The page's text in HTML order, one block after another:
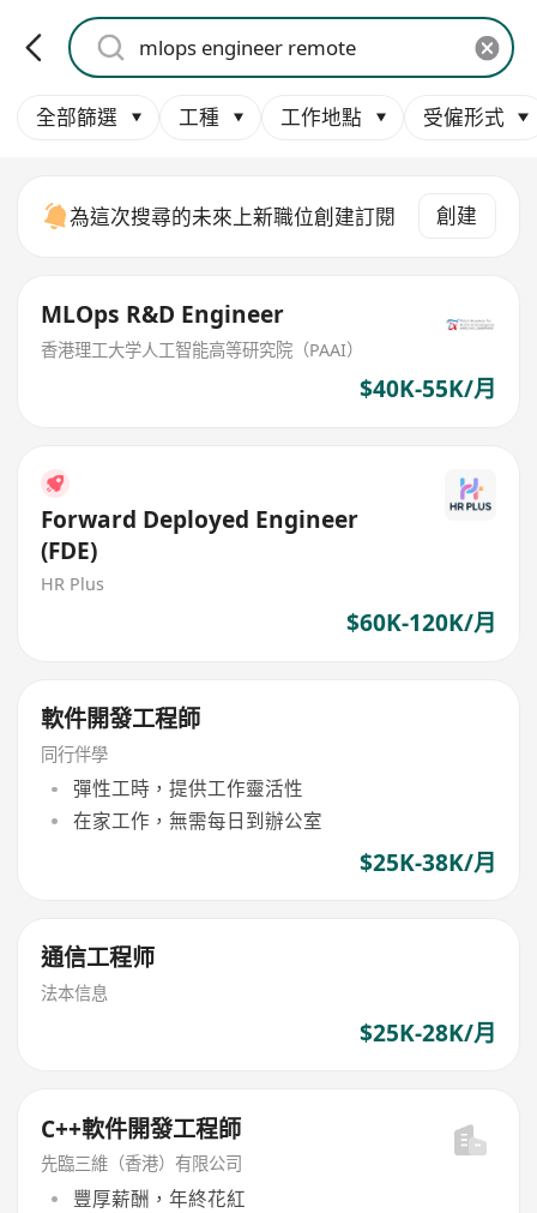
全部篩選 工種 工作地點 受僱形式
為這次搜尋的未來上新職位創建訂閱 創建
MLOps R&D Engineer
香港理工大学人工智能高等研究院（PAAI）
$40K-55K/月
Forward Deployed Engineer
(FDE)
HR Plus
$60K-120K/月
軟件開發工程師
同行伴學
彈性工時，提供工作靈活性
在家工作，無需每日到辦公室
$25K-38K/月
通信工程师
法本信息
$25K-28K/月
C++軟件開發工程師
先臨三維（香港）有限公司
豐厚薪酬，年終花紅